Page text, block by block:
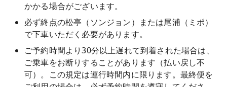
かかる場合がございます。
必ず終点の松亭（ソンジョン）または尾浦（ミポ）
で下車いただく必要があります。
ご予約時間より30分以上遅れて到着された場合は、
ご乗車をお断りすることがあります（払い戻し不
可）。この規定は運行時間内に限ります。最終便を